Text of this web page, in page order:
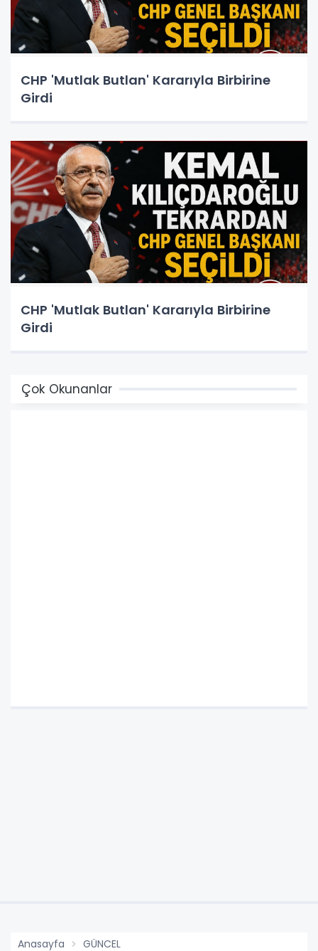
CHP 'Mutlak Butlan' Kararıyla Birbirine
Girdi
CHP 'Mutlak Butlan' Kararıyla Birbirine
Girdi
Çok Okunanlar
Anasayfa GÜNCEL